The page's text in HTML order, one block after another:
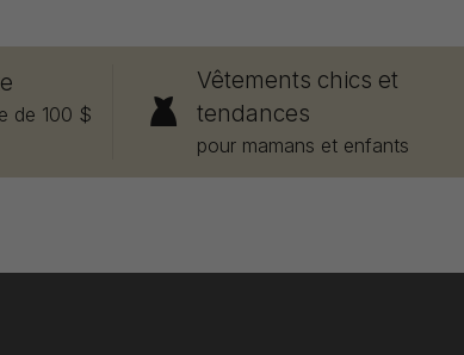
de 100 $
Vêtements chics et
tendances
pour mamans et enfants